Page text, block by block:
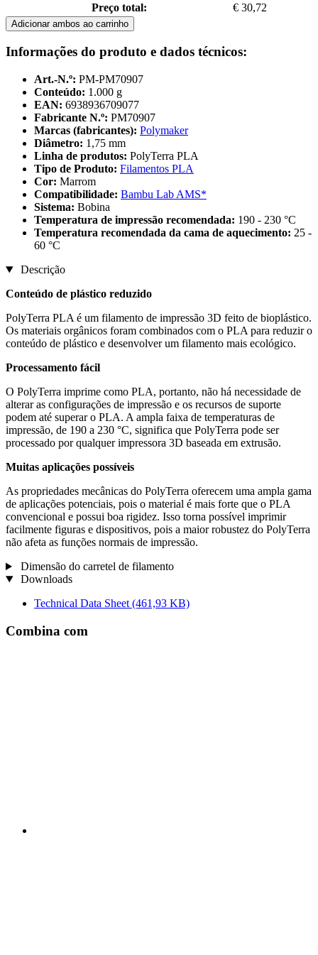
Preço total: € 30,72
Adicionar ambos ao carrinho
Informações do produto e dados técnicos:
Art.-N.º: PM-PM70907
Conteúdo: 1.000 g
EAN: 6938936709077
Fabricante N.º: PM70907
Marcas (fabricantes): Polymaker
Diâmetro: 1,75 mm
Linha de produtos: PolyTerra PLA
Tipo de Produto: Filamentos PLA
Cor: Marrom
Compatibilidade: Bambu Lab AMS*
Sistema: Bobina
Temperatura de impressão recomendada: 190 - 230 °C
Temperatura recomendada da cama de aquecimento: 25 -
60 °C
Descrição
Conteúdo de plástico reduzido
PolyTerra PLA é um filamento de impressão 3D feito de bioplástico.
Os materiais orgânicos foram combinados com o PLA para reduzir o
conteúdo de plástico e desenvolver um filamento mais ecológico.
Processamento fácil
O PolyTerra imprime como PLA, portanto, não há necessidade de
alterar as configurações de impressão e os recursos de suporte
podem até superar o PLA. A ampla faixa de temperaturas de
impressão, de 190 a 230 °C, significa que PolyTerra pode ser
processado por qualquer impressora 3D baseada em extrusão.
Muitas aplicações possíveis
As propriedades mecânicas do PolyTerra oferecem uma ampla gama
de aplicações potenciais, pois o material é mais forte que o PLA
convencional e possui boa rigidez. Isso torna possível imprimir
facilmente figuras e dispositivos, pois a maior robustez do PolyTerra
não afeta as funções normais de impressão.
Dimensão do carretel de filamento
Downloads
Technical Data Sheet (461,93 KB)
Combina com